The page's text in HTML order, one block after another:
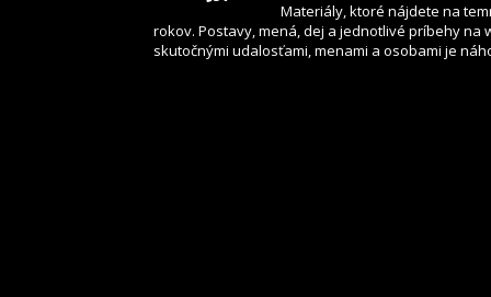
Materiály, ktoré nájdete na
rokov. Postavy, mená, dej a jednotlivé príbehy
skutočnými udalosťami, menami a osobami je